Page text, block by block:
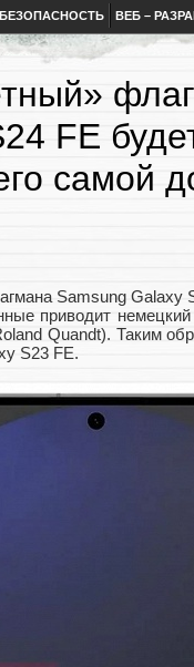
ВЕБ –
FE
самой
Samsung Galaxy
приводит
Quandt). Таким
S23 FE.